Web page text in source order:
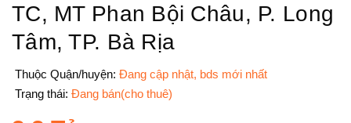
TC, MT Phan Bội Châu, P. Long
Tâm, TP. Bà Rịa
Thuộc Quận/huyện: Đang cập nhật, bds mới nhất
Trạng thái: Đang bán(cho thuê)